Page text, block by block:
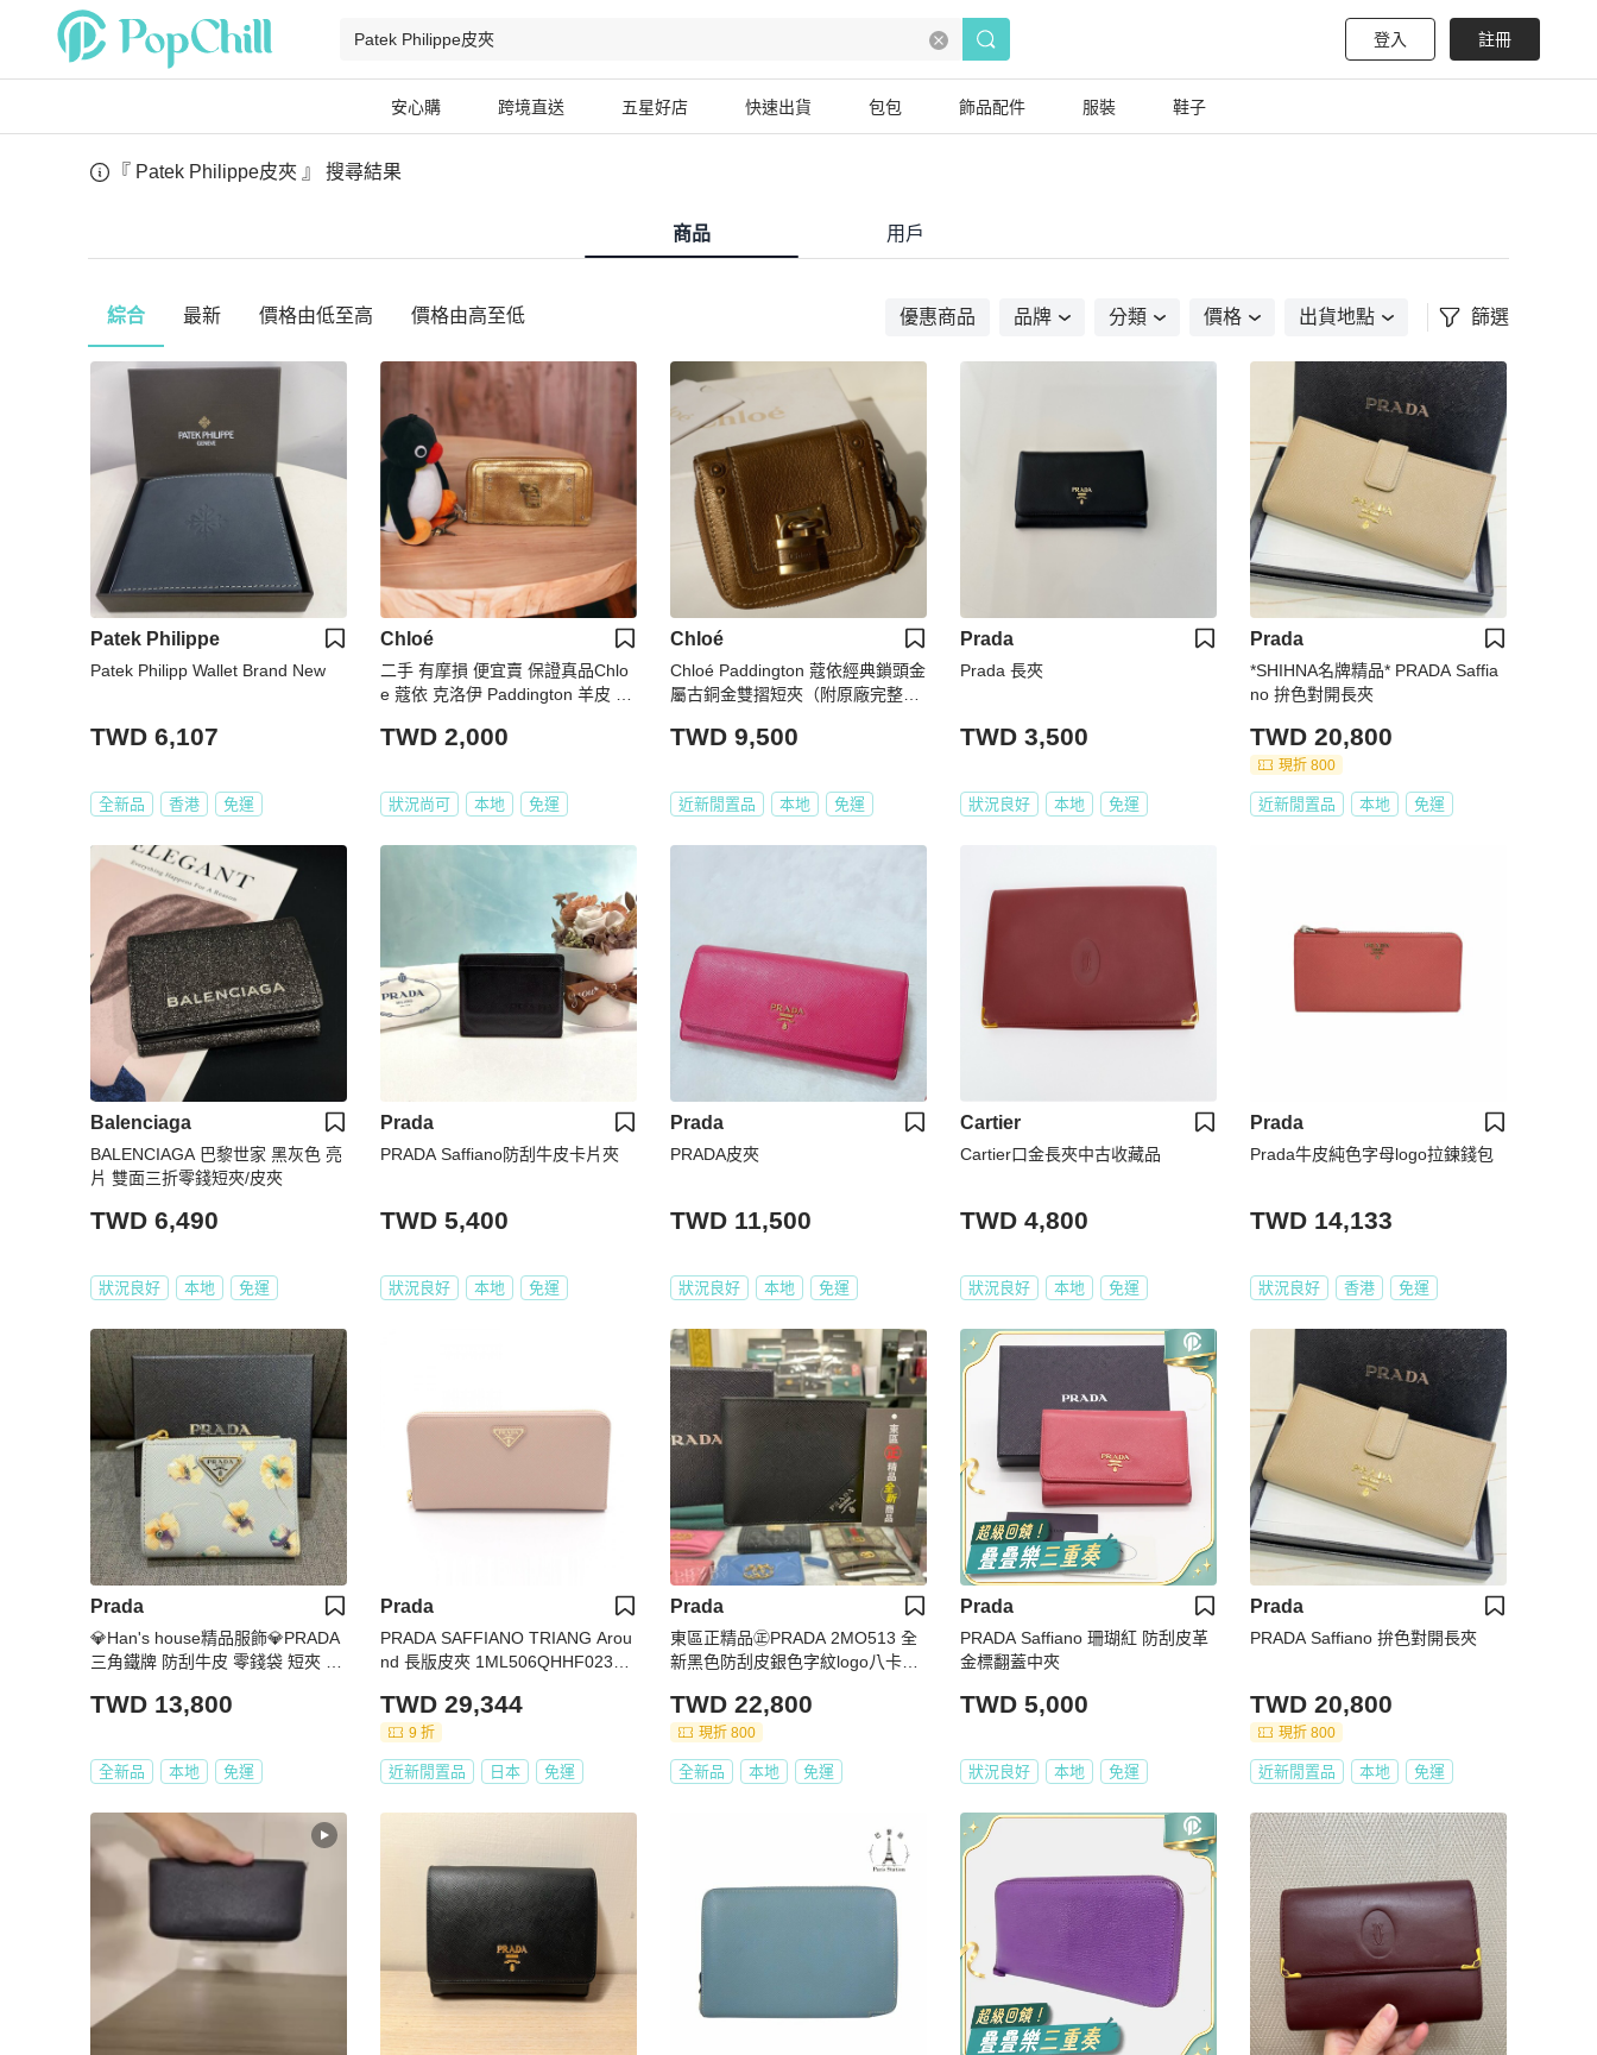
登入 註冊
安心購 跨境直送 五星好店 快速出貨 包包 飾品配件 服裝 鞋子
『 Patek Philippe皮夾 』 搜尋結果
商品 用戶
綜合 最新 價格由低至高 價格由高至低 優惠商品 品牌 分類 價格 出貨地點 篩選
Patek Philippe
Patek Philipp Wallet Brand New
TWD 6,107
全新品 香港 免運
Chloé
二手 有摩損 便宜賣 保證真品Chlo
e 蔻依 克洛伊 Paddington 羊皮 長
夾 古著
TWD 2,000
狀況尚可 本地 免運
Chloé
Chloé Paddington 蔻依經典鎖頭金
屬古銅金雙摺短夾（附原廠完整盒
TWD 9,500
近新閒置品 本地 免運
Prada
Prada 長夾
TWD 3,500
狀況良好 本地 免運
Prada
*SHIHNA名牌精品* PRADA Saffia
no 拚色對開長夾
TWD 20,800
現折 800
近新閒置品 本地 免運
Balenciaga
BALENCIAGA 巴黎世家 黑灰色 亮
片 雙面三折零錢短夾/皮夾
TWD 6,490
狀況良好 本地 免運
Prada
PRADA Saffiano防刮牛皮卡片夾
TWD 5,400
狀況良好 本地 免運
Prada
PRADA皮夾
TWD 11,500
狀況良好 本地 免運
Cartier
Cartier口金長夾中古收藏品
TWD 4,800
狀況良好 本地 免運
Prada
Prada牛皮純色字母logo拉鍊錢包
TWD 14,133
狀況良好 香港 免運
Prada
💎Han's house精品服飾💎PRADA
三角鐵牌 防刮牛皮 零錢袋 短夾 日
TWD 13,800
全新品 本地 免運
Prada
PRADA SAFFIANO TRIANG Arou
nd 長版皮夾 1ML506QHHF0236
TWD 29,344
9 折
近新閒置品 日本 免運
Prada
東區正精品㊣PRADA 2MO513 全
新黑色防刮皮銀色字紋logo八卡短
TWD 22,800
現折 800
全新品 本地 免運
Prada
PRADA Saffiano 珊瑚紅 防刮皮革
金標翻蓋中夾
TWD 5,000
狀況良好 本地 免運
Prada
PRADA Saffiano 拚色對開長夾
TWD 20,800
現折 800
近新閒置品 本地 免運